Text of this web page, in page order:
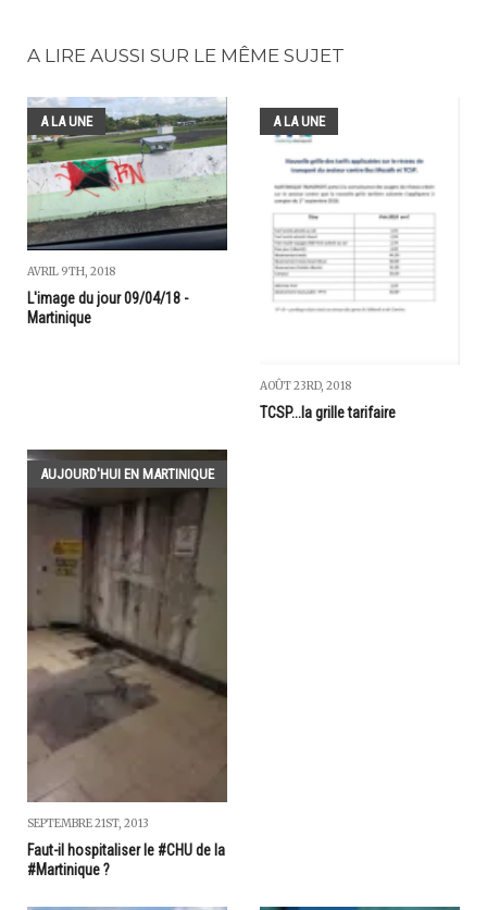
A LIRE AUSSI SUR LE MÊME SUJET
A LA UNE
AVRIL 9TH, 2018
L'image du jour 09/04/18 -
Martinique
A LA UNE
AOÛT 23RD, 2018
TCSP...la grille tarifaire
AUJOURD'HUI EN MARTINIQUE
SEPTEMBRE 21ST, 2013
Faut-il hospitaliser le #CHU de la
#Martinique ?